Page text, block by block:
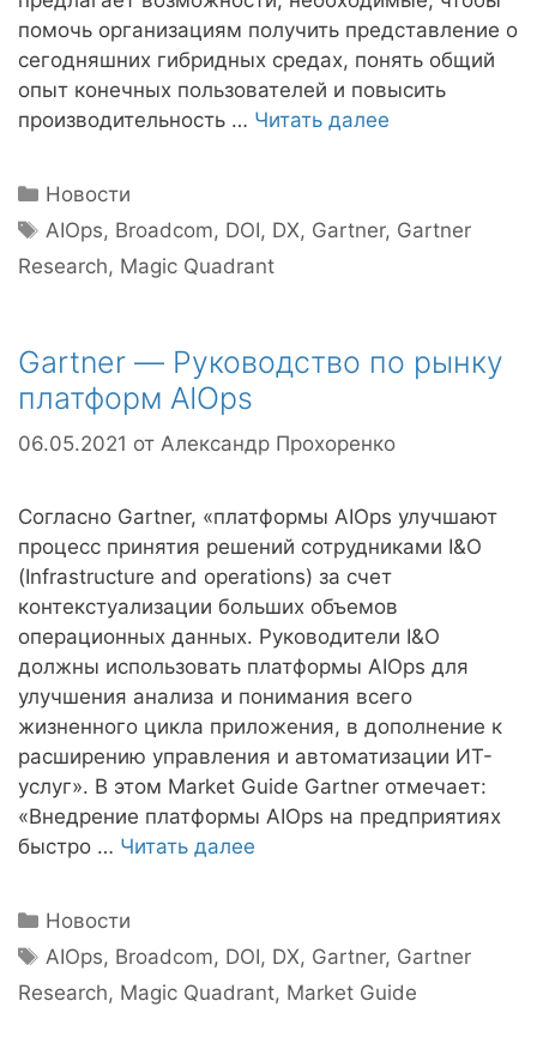
помочь организациям получить представление о
сегодняшних гибридных средах, понять общий
опыт конечных пользователей и повысить
производительность … Читать далее
Рубрики
Новости
Метки
AIOps, Broadcom, DOI, DX, Gartner, Gartner
Research, Magic Quadrant
Gartner — Руководство по рынку
платформ AIOps
06.05.2021 от Александр Прохоренко
Согласно Gartner, «платформы AIOps улучшают
процесс принятия решений сотрудниками I&O
(Infrastructure and operations) за счет
контекстуализации больших объемов
операционных данных. Руководители I&O
должны использовать платформы AIOps для
улучшения анализа и понимания всего
жизненного цикла приложения, в дополнение к
расширению управления и автоматизации ИТ-
услуг». В этом Market Guide Gartner отмечает:
«Внедрение платформы AIOps на предприятиях
быстро … Читать далее
Рубрики
Новости
Метки
AIOps, Broadcom, DOI, DX, Gartner, Gartner
Research, Magic Quadrant, Market Guide